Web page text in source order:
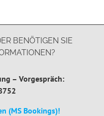
BENÖTIGEN SIE
– Vorgespräch:
(MS Bookings)!